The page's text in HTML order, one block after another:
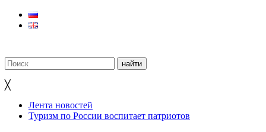
╳
Лента новостей
Туризм по России воспитает патриотов